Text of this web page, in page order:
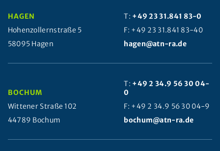
HAGEN
Hohenzollernstraße 5
58095 Hagen
T: +49 23 31.841 83-0
F: +49 23 31.841 83-40
hagen@atn-ra.de
BOCHUM
Wittener Straße 102
44789 Bochum
T: +49 2 34.9 56 30 04-
0
F: +49 2 34.9 56 30 04-9
bochum@atn-ra.de